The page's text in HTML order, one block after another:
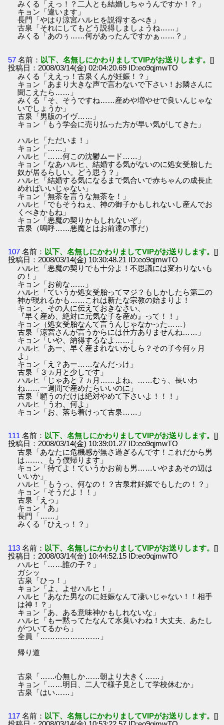
みくる「えっ！？二人とも結婚しちゃうんですか！？」
キョン「違います」
長門「やはり涼宮ハルヒを説得するべき」
古泉「それにしてもどう説得しましょうね……」
みくる「あのぅ……何があったんですかぁ……？」
57 名前： 以下、名無しにかわりましてVIPがお送りします。 []
投稿日：2008/03/14(金) 02:04:20.69 ID:eo9qjmwTO
みくる「ええっ！古泉くんが妊娠！？」
キョン「あまり大きな声で言わないで下さい！お隣さんに
聞こえたら……」
みくる「そ、そうですね……産めや増やせで良いんじゃな
いでしょうか」
古泉「男版のイヴ……」
キョン「もう学会に売り払った方が早い気がしてきた」
ハルヒ「ただいま！」
キョン「……」
ハルヒ「……何この沈鬱ムード……」
キョン「なあハルヒ、結婚する気がないのに処女受胎した
奴が居るらしい。どう思う？」
ハルヒ「結婚する気になるまで気合いで赤ちゃんの成長止
めればいいじゃない」
キョン「無茶を言うな無茶を！」
ハルヒ「でもそうねぇ、神の御子かもしれないし産んでお
くべきかもね」
キョン「悪魔の契りかもしれないぞ」
古泉（嗚呼……悪魔とはお前達の事だ）
107 名前： 以下、名無しにかわりましてVIPがお送りします。 []
投稿日：2008/03/14(金) 10:30:48.21 ID:eo9qjmwTO
ハルヒ「悪魔の契りでも十分よ！不思議には変わりないも
の！」
キョン「お前な……」
ハルヒ「ていうか処女受胎ってマジ？もしかしたら第二の
神が現れるかも……これは新たな宗教の始まりよ！
キョン、その人に伝えておきなさい、
『早く産め、絶対に元気な子を産め』って！！」
キョン（処女受胎なんて言うんじゃなかった……）
古泉「涼宮さんが言うからには仕方ありませんね……」
キョン「いや、納得するなよ……」
ハルヒ「あー、早く産まれないかしら？その子今何ヶ月
よ」
キョン「え？あー……なんだっけ」
古泉「３ヵ月と少しです」
ハルヒ「じゃあと７ヵ月……よね、……むぅ、長いわ
ね……一週間で産めたらいいのに」
古泉「願うのだけは絶対やめて下さいよ！！！」
ハルヒ「うわ、何よ」
キョン「お、落ち着けって古泉……」
111 名前： 以下、名無しにかわりましてVIPがお送りします。 []
投稿日：2008/03/14(金) 10:39:01.27 ID:eo9qjmwTO
古泉「あなたに危機感が無さ過ぎるんです！これだから男
は……、もう僕帰ります」
キョン「待てよ！ていうかお前も男……いやまあその辺は
いいか」
ハルヒ「もうっ、何なの！？古泉君妊娠でもしたの！？」
キョン「そうだよ！！」
古泉「えっ」
キョン「あ」
長門「……」
みくる「ひえっ！？」
113 名前： 以下、名無しにかわりましてVIPがお送りします。 []
投稿日：2008/03/14(金) 10:44:52.15 ID:eo9qjmwTO
ハルヒ「……誰の子？」
ガシッ
古泉「ひっ！」
キョン「よ、よせハルヒ！」
ハルヒ「あなた男なのに妊娠なんて凄いじゃない！！相手
は神！？」
キョン「あ、ある意味神かもしれないな」
ハルヒ「もー黙ってたなんて水臭いわね！大丈夫、あたし
がついてるから」
全員「……………………」
帰り道
古泉「……心無しか……朝より大きく……」
キョン「……明日、二人で様子見として学校休むか」
古泉「はい……」
117 名前： 以下、名無しにかわりましてVIPがお送りします。 []